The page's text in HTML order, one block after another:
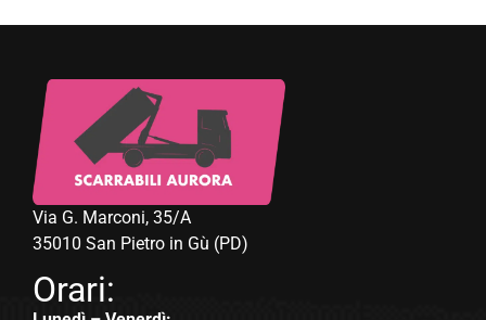
Via G. Marconi, 35/A
35010 San Pietro in Gù (PD)
Orari: